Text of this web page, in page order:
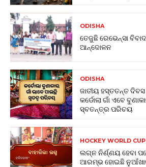
ODISHA
ତେଜୁଛି ରେଭେନ୍ସା
ଆନ୍ଦୋଳନ
ODISHA
ଜାତୀୟ ହସ୍ତତନ୍ତ
କର୍ଡୋଲା ଗାଁ ଏବେ
ସ୍ବତନ୍ତ୍ର ପରିଚୟ
HOCKEY WORLD
ଲଗ୍ନ ନିର୍ଣ୍ଣୟ ହେବା
ଆରମ୍ଭ ହୋଇଛି